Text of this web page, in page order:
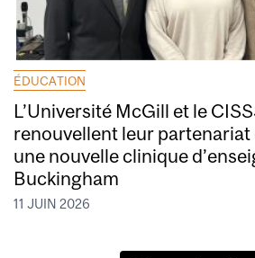
ÉDUCATION
L’Université McGill et le
renouvellent leur
une nouvelle clinique
Buckingham
11 JUIN 2026